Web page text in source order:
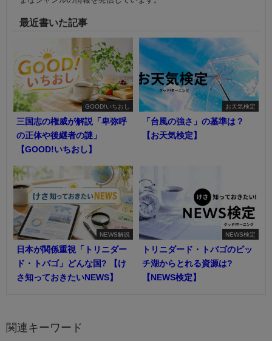
最近書いた記事
GOOD!いちおし
三国志の権威が解説「卑弥呼
の正体や後継者の謎」
【GOOD!いちおし】
お天気検定
「台風の強さ」の基準は？
【お天気検定】
NEWS解説
日本が関係重視「トリニダー
ド・トバゴ」どんな国? 【け
さ知っておきたいNEWS】
NEWS検定
トリニダード・トバゴのピッ
チ湖からとれる資源は?
【NEWS検定】
関連キーワード